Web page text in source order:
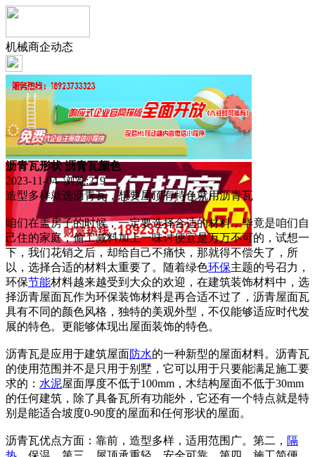
机械商企动态
沥青瓦形状 沥青瓦颜色
2023-11-04 浏览:219
造型多样就选沥青瓦，想要屋顶有特色就用沥青瓦
咱们在盖房子的时候，一定要选择合适的材料，毕竟是咱们自
己住的家庭，偷工减料加上一味讨便宜是万万不可的，试想一
下，我们花销之后，却给自己不痛快，那就得不偿失了，所
以，选择合适的材料太重要了。随着绿色环保主题的号召力，
环保节能材料越来越受到大众的欢迎，在建筑装饰材料中，选
择沥青屋面瓦作为环保装饰材料是再合适不过了，沥青屋面瓦
具有不同的颜色风格，独特的美观外型，不仅能够适应时代发
展的特色。更能够体现出屋面装饰的特色。
沥青瓦是应用于建筑屋面防水的一种新型的屋面材料。沥青瓦
的使用范围并不是只用于别墅，它可以用于只要能满足施工要
求的： 水泥屋面厚度不低于100mm，木结构屋面不低于30mm
的任何建筑，除了具备瓦所有功能外，它还有一个特点就是特
别是能适合坡度0-90度的屋面和任何形状的屋面。
沥青瓦优点方面：靠前，造型多样，适用范围广。第二， 隔